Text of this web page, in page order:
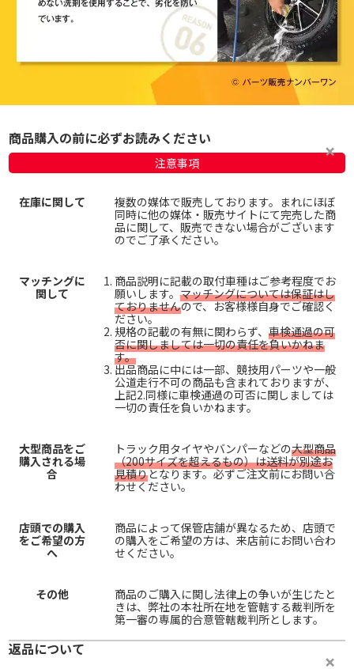
商品購入の前に必ずお読みください
注意事項
在庫に関して
複数の媒体で販売しております。まれにほぼ
同時に他の媒体・販売サイトにて完売した商
品に関して、販売できない場合がございます
のでご了承ください。
マッチングに
関して
商品説明に記載の取付車種はご参考程度でお
願いします。 マッチングについては保証はし
ておりませんので、お客様様自身でご確認く
ださい。
規格の記載の有無に関わらず、 車検通過の可
否に関しましては一切の責任を負いかねま
す。
出品商品に中には一部、競技用パーツや一般
公道走行不可の商品も含まれておりますが、
上記2.同様に車検通過の可否に関しましては
一切の責任を負いかねます。
大型商品をご
購入される場
合
トラック用タイヤやバンパーなどの大型商品
（200サイズを超えるもの）は送料が別途お
見積りとなります。必ずご注文前にお問い合
わせください。
店頭での購入
をご希望の方
へ
商品によって保管店舗が異なるため、店頭で
の購入をご希望の方は、来店前にお問い合わ
せください。
その他
商品のご購入に関し法律上の争いが生じたと
きは、弊社の本社所在地を管轄する裁判所を
第一審の専属的合意管轄裁判所とします。
返品について